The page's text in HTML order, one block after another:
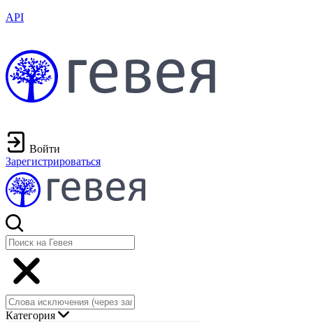
API
Войти
Зарегистрироваться
Категория